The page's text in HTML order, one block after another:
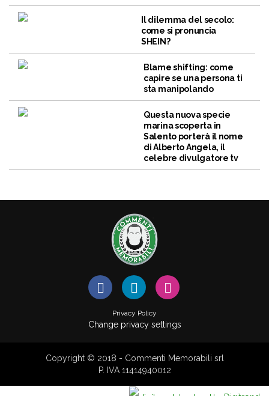
Il dilemma del secolo:
come si pronuncia
SHEIN?
Blame shifting: come
capire se una persona ti
sta manipolando
Questa nuova specie
marina scoperta in
Salento porterà il nome
di Alberto Angela, il
celebre divulgatore tv
Privacy Policy
Change privacy settings
Copyright © 2018 - Commenti Memorabili srl
P. IVA 11414940012